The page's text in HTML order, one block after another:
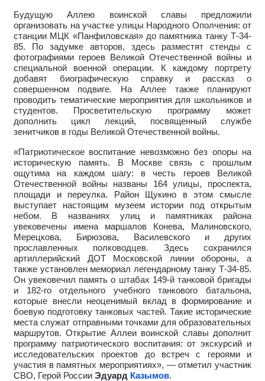
Будущую Аллею воинской славы предложили
организовать на участке улицы Народного Ополчения: от
станции МЦК «Панфиловская» до памятника танку Т-34-
85. По задумке авторов, здесь разместят стенды с
фотографиями героев Великой Отечественной войны и
специальной военной операции. К каждому портрету
добавят биографическую справку и рассказ о
совершенном подвиге. На Аллее также планируют
проводить тематические мероприятия для школьников и
студентов. Просветительскую программу может
дополнить цикл лекций, посвященный службе
зенитчиков в годы Великой Отечественной войны.
«Патриотическое воспитание невозможно без опоры на
историческую память. В Москве связь с прошлым
ощутима на каждом шагу: в честь героев Великой
Отечественной войны названы 164 улицы, проспекта,
площади и переулка. Район Щукино в этом смысле
выступает настоящим музеем истории под открытым
небом. В названиях улиц и памятниках района
увековечены имена маршалов Конева, Малиновского,
Мерецкова, Бирюзова, Василевского и других
прославленных полководцев. Здесь сохранился
артиллерийский ДОТ Московской линии обороны, а
также установлен мемориал легендарному танку Т-34-85.
Он увековечил память о штабах 149-й танковой бригады
и 182-го отдельного учебного танкового батальона,
которые внесли неоценимый вклад в формирование и
боевую подготовку танковых частей. Такие исторические
места служат отправными точками для образовательных
маршрутов. Открытие Аллеи воинской славы дополнит
программу патриотического воспитания: от экскурсий и
исследовательских проектов до встреч с героями и
участия в памятных мероприятиях», — отметил участник
СВО, Герой России Эдуард Казымов.